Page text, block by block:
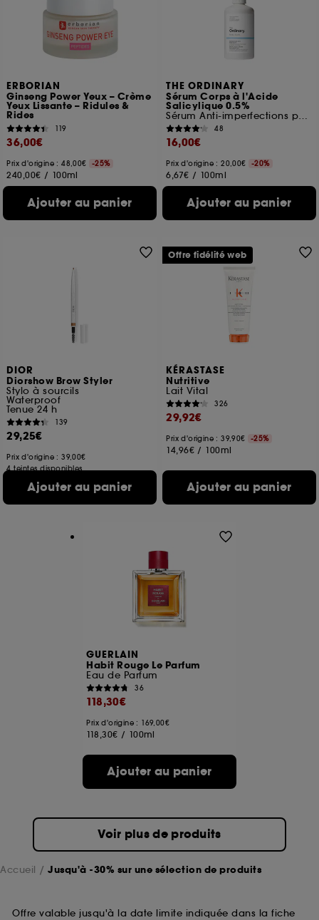
ERBORIAN
Ginseng Power Yeux – Crème
Yeux Lissante – Ridules &
Rides
119
36,00€
Prix d'origine : 48,00€ -25%
240,00€ / 100ml
Ajouter au panier
THE ORDINARY
Sérum Corps à l'Acide
Salicylique 0.5%
Sérum Anti-imperfections pour le corps
48
16,00€
Prix d'origine : 20,00€ -20%
6,67€ / 100ml
Ajouter au panier
DIOR
Diorshow Brow Styler
Stylo à sourcils
Waterproof
Tenue 24 h
139
29,25€
Prix d'origine : 39,00€
4 teintes disponibles
Ajouter au panier
KÉRASTASE
Nutritive
Lait Vital
326
29,92€
Prix d'origine : 39,90€ -25%
14,96€ / 100ml
Ajouter au panier
Offre fidélité web
GUERLAIN
Habit Rouge Le Parfum
Eau de Parfum
36
118,30€
Prix d'origine : 169,00€
118,30€ / 100ml
Ajouter au panier
Voir plus de produits
Accueil Jusqu'à -30% sur une sélection de produits
Offre valable jusqu'à la date limite indiquée dans la fiche
ou en magasin. Pour refuser tous les cookies, cliques
sur "continuer sans accepter". Voous pouvez à tout
moment choisir de retirer votrte consentement. Si vous
souhaitez obtenir plus d'information sur les cookies
utilisés, cliquezici